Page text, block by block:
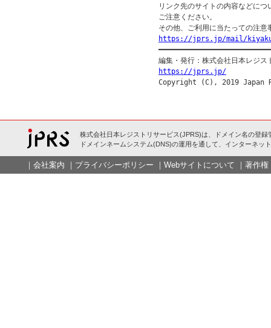
リンク先のサイトの内容などに
ご注意ください。
https://jprs.jp/mail/
https://jprs.jp/
株式会社日本レジストリサービス(JPRS)は、ドメイン名の登録
ドメインネームシステム(DNS)の運用を通して、インターネッ
｜ 会社案内 ｜ プライバシーポリシー ｜ Webサイトについて ｜ 著作権